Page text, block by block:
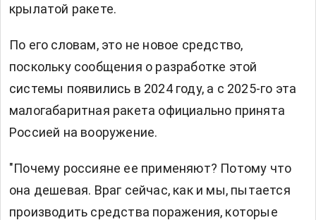
крылатой ракете.
По его словам, это не новое средство,
поскольку сообщения о разработке этой
системы появились в 2024 году, а с 2025-го эта
малогабаритная ракета официально принята
Россией на вооружение.
"Почему россияне ее применяют? Потому что
она дешевая. Враг сейчас, как и мы, пытается
производить средства поражения, которые